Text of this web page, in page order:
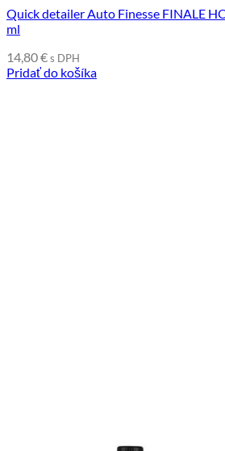
Quick detailer Auto Finesse FINALE
ml
14,80€s DPH
Pridať do košíka